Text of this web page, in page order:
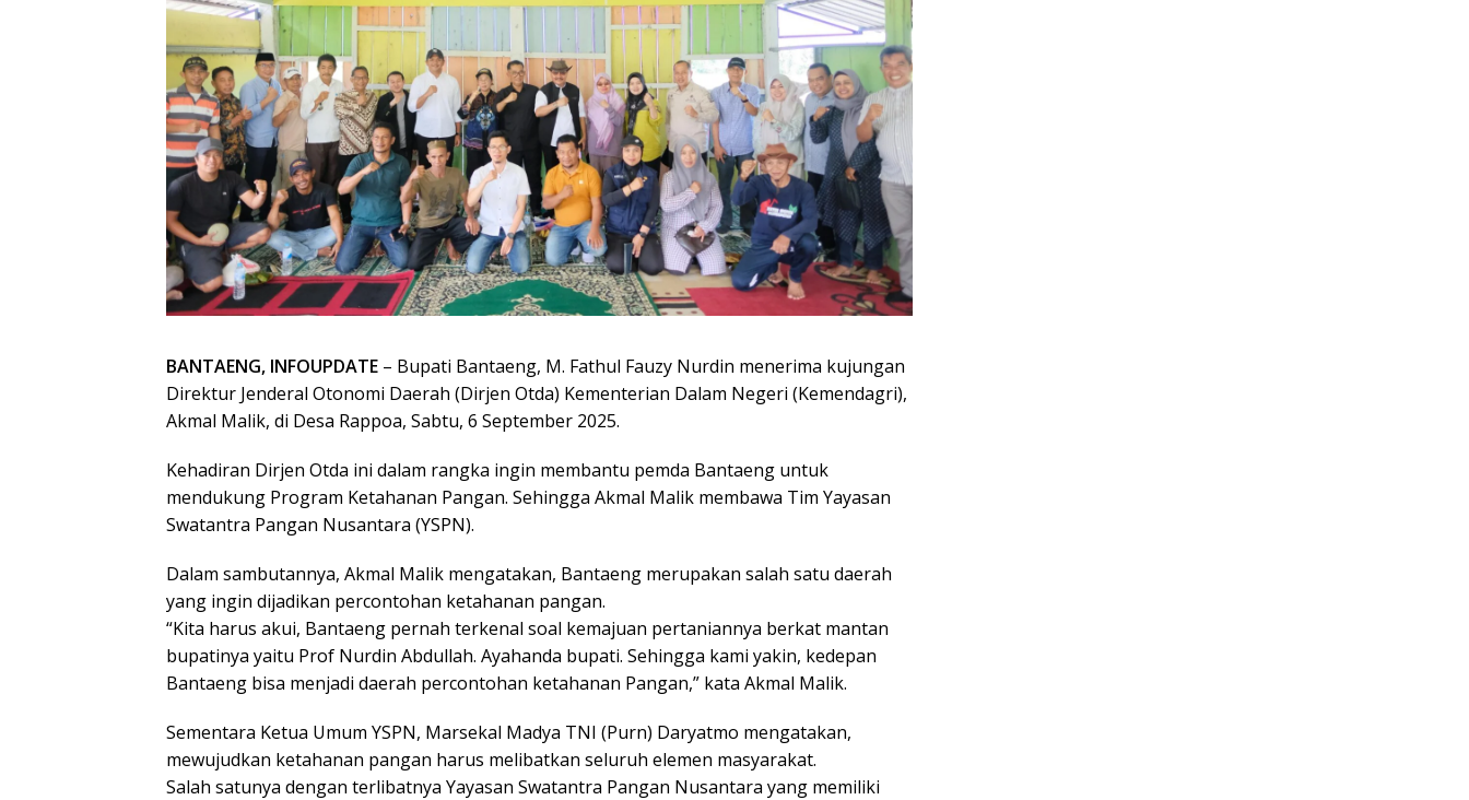
BANTAENG, INFOUPDATE – Bupati Bantaeng, M. Fathul Fauzy Nurdin menerima kujungan
Direktur Jenderal Otonomi Daerah (Dirjen Otda) Kementerian Dalam Negeri (Kemendagri),
Akmal Malik, di Desa Rappoa, Sabtu, 6 September 2025.
Kehadiran Dirjen Otda ini dalam rangka ingin membantu pemda Bantaeng untuk
mendukung Program Ketahanan Pangan. Sehingga Akmal Malik membawa Tim Yayasan
Swatantra Pangan Nusantara (YSPN).
Dalam sambutannya, Akmal Malik mengatakan, Bantaeng merupakan salah satu daerah
yang ingin dijadikan percontohan ketahanan pangan.
“Kita harus akui, Bantaeng pernah terkenal soal kemajuan pertaniannya berkat mantan
bupatinya yaitu Prof Nurdin Abdullah. Ayahanda bupati. Sehingga kami yakin, kedepan
Bantaeng bisa menjadi daerah percontohan ketahanan Pangan,” kata Akmal Malik.
Sementara Ketua Umum YSPN, Marsekal Madya TNI (Purn) Daryatmo mengatakan,
mewujudkan ketahanan pangan harus melibatkan seluruh elemen masyarakat.
Salah satunya dengan terlibatnya Yayasan Swatantra Pangan Nusantara yang memiliki